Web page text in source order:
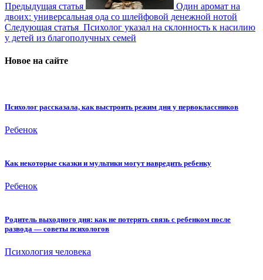
Предыдущая статья
Один аромат на
двоих: универсальная ода со шлейфовой денежной нотой
Следующая статья Психолог указал на склонность к насилию
у детей из благополучных семей
Новое на сайте
Психолог рассказала, как выстроить режим дня у первоклассников
Ребенок
Как некоторые сказки и мультики могут навредить ребенку
Ребенок
Родитель выходного дня: как не потерять связь с ребенком после
развода — советы психологов
Психология человека